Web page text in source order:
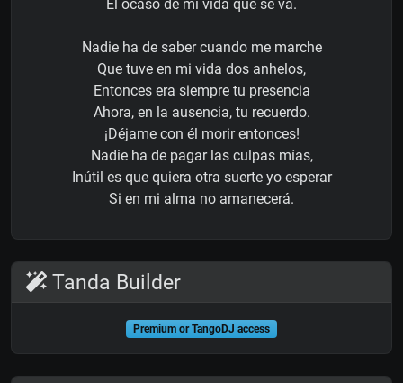
El ocaso de mi vida que se va.
Nadie ha de saber cuando me marche
Que tuve en mi vida dos anhelos,
Entonces era siempre tu presencia
Ahora, en la ausencia, tu recuerdo.
¡Déjame con él morir entonces!
Nadie ha de pagar las culpas mías,
Inútil es que quiera otra suerte yo esperar
Si en mi alma no amanecerá.
Tanda Builder
Premium or TangoDJ access